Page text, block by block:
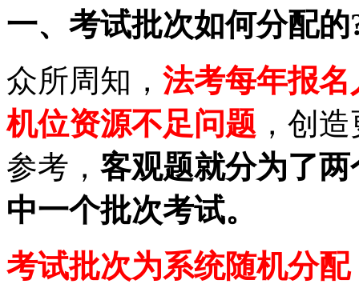
一、考试批次如何分配的
众所周知， 法考每年报
机位资源不足问题 ，创
参考， 客观题就分为了
中一个批次考试。
考试批次为系统随机分配